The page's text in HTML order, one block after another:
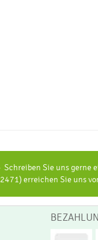
Sie uns
erreichen Sie uns